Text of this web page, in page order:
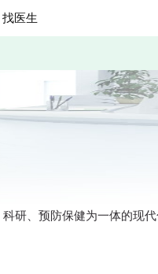
找医生
研、预防保健为一体的现